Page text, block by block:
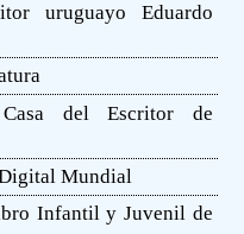
uruguayo Eduardo
del Escritor de
Mundial
Infantil y Juvenil de